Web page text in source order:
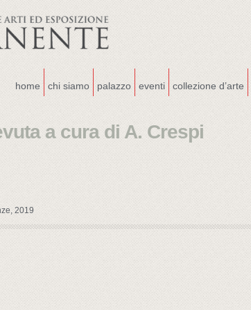
home chi siamo palazzo eventi collezione d’arte
a cura di A. Crespi
2019